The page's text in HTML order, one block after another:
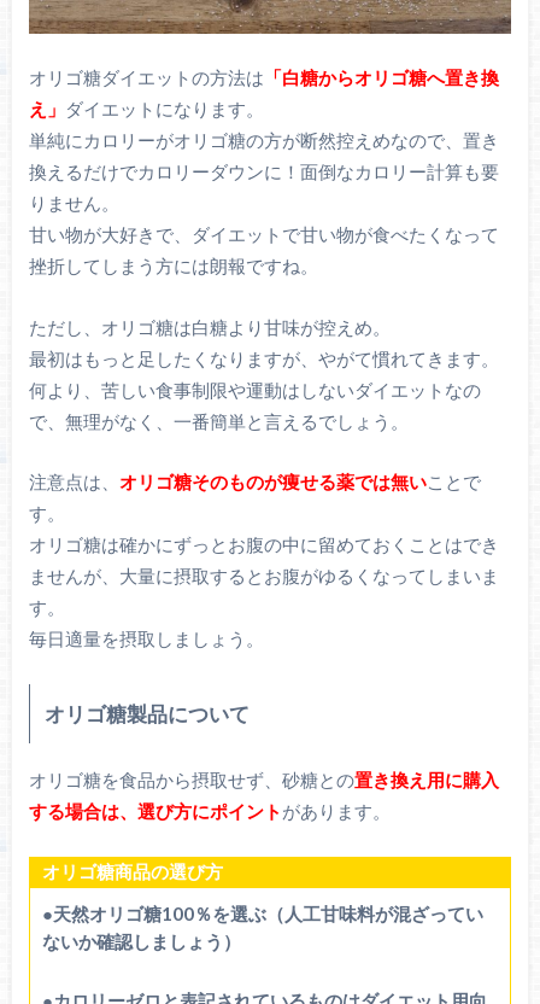
オリゴ糖ダイエットの方法は 「白糖からオリゴ糖へ置き換
え」 ダイエットになります。
単純にカロリーがオリゴ糖の方が断然控えめなので、置き
換えるだけでカロリーダウンに！面倒なカロリー計算も要
りません。
甘い物が大好きで、ダイエットで甘い物が食べたくなって
挫折してしまう方には朗報ですね。
ただし、オリゴ糖は白糖より甘味が控えめ。
最初はもっと足したくなりますが、やがて慣れてきます。
何より、苦しい食事制限や運動はしないダイエットなの
で、無理がなく、一番簡単と言えるでしょう。
注意点は、 オリゴ糖そのものが痩せる薬では無いことで
す。
オリゴ糖は確かにずっとお腹の中に留めておくことはでき
ませんが、大量に摂取するとお腹がゆるくなってしまいま
す。
毎日適量を摂取しましょう。
オリゴ糖製品について
オリゴ糖を食品から摂取せず、砂糖との置き換え用に購入
する場合は、選び方にポイント があります。
オリゴ糖商品の選び方
●天然オリゴ糖100％を選ぶ（人工甘味料が混ざってい
ないか確認しましょう）